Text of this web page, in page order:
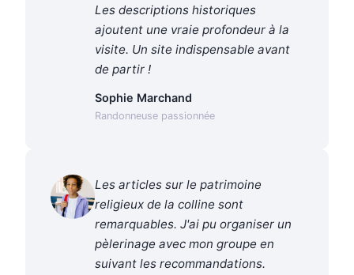
Les descriptions historiques
ajoutent une vraie profondeur à la
visite. Un site indispensable avant
de partir !
Sophie Marchand
Randonneuse passionnée
Les articles sur le patrimoine
religieux de la colline sont
remarquables. J'ai pu organiser un
pèlerinage avec mon groupe en
suivant les recommandations.